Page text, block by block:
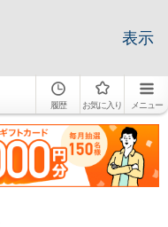
表示
履歴 お気に入り メニュー